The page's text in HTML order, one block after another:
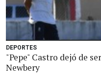
DEPORTES
"Pepe" Castro dejó de
Newbery